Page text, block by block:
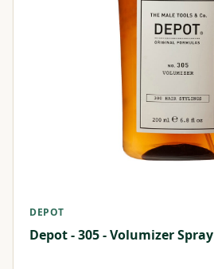
DEPOT
Depot - 305 - Volumizer Spray